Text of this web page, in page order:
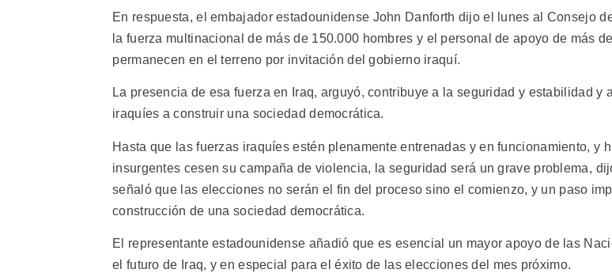
En respuesta, el embajador estadounidense John Danforth dijo el lunes al Consejo
la fuerza multinacional de más de 150.000 hombres y el personal de apoyo de más
permanecen en el terreno por invitación del gobierno iraquí.
La presencia de esa fuerza en Iraq, arguyó, contribuye a la seguridad y estabilidad y
iraquíes a construir una sociedad democrática.
Hasta que las fuerzas iraquíes estén plenamente entrenadas y en funcionamiento, y
insurgentes cesen su campaña de violencia, la seguridad será un grave problema,
señaló que las elecciones no serán el fin del proceso sino el comienzo, y un paso
construcción de una sociedad democrática.
El representante estadounidense añadió que es esencial un mayor apoyo de las
el futuro de Iraq, y en especial para el éxito de las elecciones del mes próximo.